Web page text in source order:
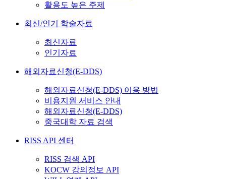
활용도 높은 주제
최신/인기 학술자료
최신자료
인기자료
해외자료신청(E-DDS)
해외자료신청(E-DDS) 이용 방법
비용지원 서비스 안내
해외자료신청(E-DDS)
중국대학 자료 검색
RISS API 센터
RISS 검색 API
KOCW 강의정보 API